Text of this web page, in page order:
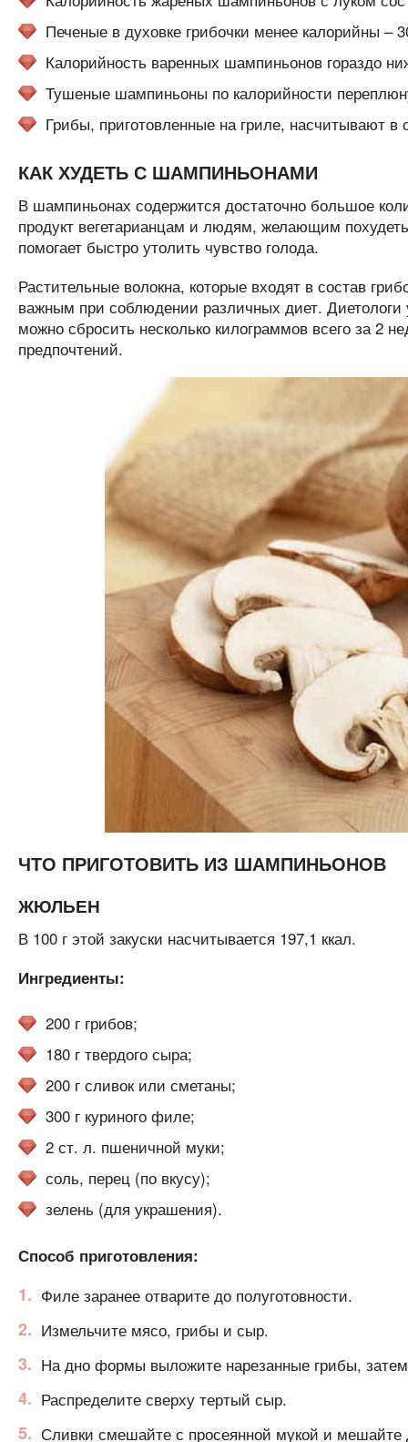
Печеные в духовке грибочки менее калорийны –
Калорийность варенных шампиньонов гораздо
Тушеные шампиньоны по калорийности
Грибы, приготовленные на гриле, насчитывают в
КАК ХУДЕТЬ С ШАМПИНЬОНАМИ
В шампиньонах содержится достаточно большое
продукт вегетарианцам и людям, желающим
помогает быстро утолить чувство голода.
Растительные волокна, которые входят в состав
важным при соблюдении различных диет.
можно сбросить несколько килограммов всего за 2
предпочтений.
ЧТО ПРИГОТОВИТЬ ИЗ ШАМПИНЬОНОВ
ЖЮЛЬЕН
В 100 г этой закуски насчитывается 197,1 ккал.
Ингредиенты:
200 г грибов;
180 г твердого сыра;
200 г сливок или сметаны;
300 г куриного филе;
2 ст. л. пшеничной муки;
соль, перец (по вкусу);
зелень (для украшения).
Способ приготовления:
Филе заранее отварите до полуготовности.
Измельчите мясо, грибы и сыр.
На дно формы выложите нарезанные грибы,
Распределите сверху тертый сыр.
Сливки смешайте с просеянной мукой и мешайте